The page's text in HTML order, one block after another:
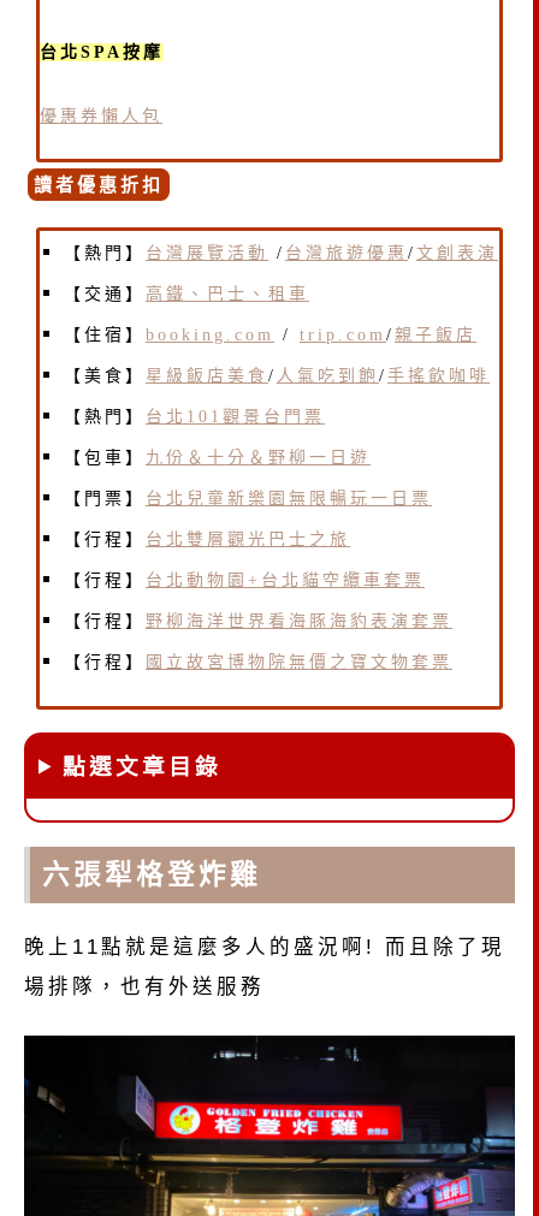
台北SPA按摩
優惠券懶人包
讀者優惠折扣
【熱門】 台灣展覽活動 / 台灣旅遊優惠 / 文創表演
【交通】 高鐵、巴士、租車
【住宿】 booking.com / trip.com / 親子飯店
【美食】 星級飯店美食 / 人氣吃到飽 / 手搖飲咖啡
【熱門】 台北101觀景台門票
【包車】 九份＆十分＆野柳一日遊
【門票】 台北兒童新樂園無限暢玩一日票
【行程】 台北雙層觀光巴士之旅
【行程】 台北動物園+台北貓空纜車套票
【行程】 野柳海洋世界看海豚海豹表演套票
【行程】 國立故宮博物院無價之寶文物套票
點選文章目錄
六張犁格登炸雞
晚上11點就是這麼多人的盛況啊! 而且除了現
場排隊，也有外送服務